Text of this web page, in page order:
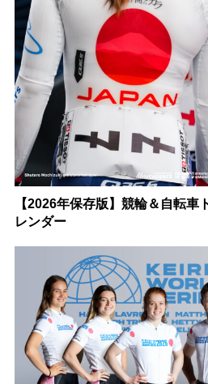
【2026年保存版】競輪＆自転車
レンダー